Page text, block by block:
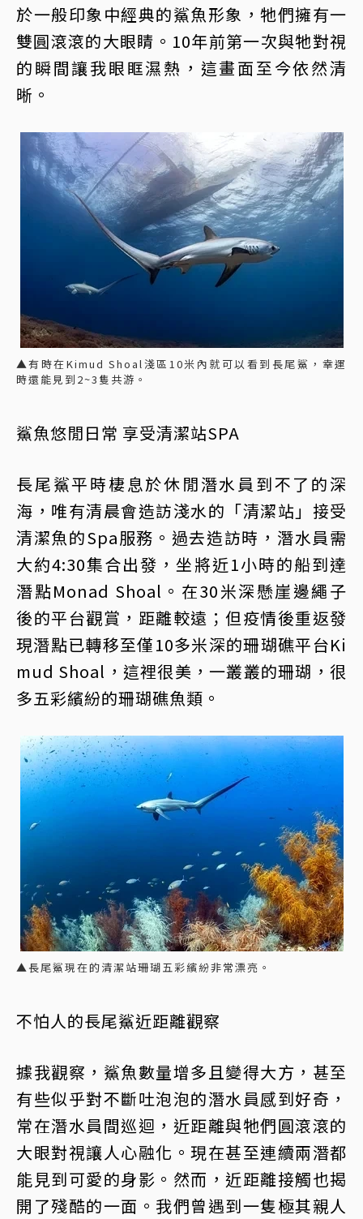
於一般印象中經典的鯊魚形象，牠們擁有一
雙圓滾滾的大眼睛。10年前第一次與牠對視
的瞬間讓我眼眶濕熱，這畫面至今依然清
晰。
▲有時在Kimud Shoal淺區10米內就可以看到長尾鯊，幸運
時還能見到2~3隻共游。
鯊魚悠閒日常 享受清潔站SPA
長尾鯊平時棲息於休閒潛水員到不了的深
海，唯有清晨會造訪淺水的「清潔站」接受
清潔魚的Spa服務。過去造訪時，潛水員需
大約4:30集合出發，坐將近1小時的船到達
潛點Monad Shoal。在30米深懸崖邊繩子
後的平台觀賞，距離較遠；但疫情後重返發
現潛點已轉移至僅10多米深的珊瑚礁平台Ki
mud Shoal，這裡很美，一叢叢的珊瑚，很
多五彩繽紛的珊瑚礁魚類。
▲長尾鯊現在的清潔站珊瑚五彩繽紛非常漂亮。
不怕人的長尾鯊近距離觀察
據我觀察，鯊魚數量增多且變得大方，甚至
有些似乎對不斷吐泡泡的潛水員感到好奇，
常在潛水員間巡迴，近距離與牠們圓滾滾的
大眼對視讓人心融化。現在甚至連續兩潛都
能見到可愛的身影。然而，近距離接觸也揭
開了殘酷的一面。我們曾遇到一隻極其親人